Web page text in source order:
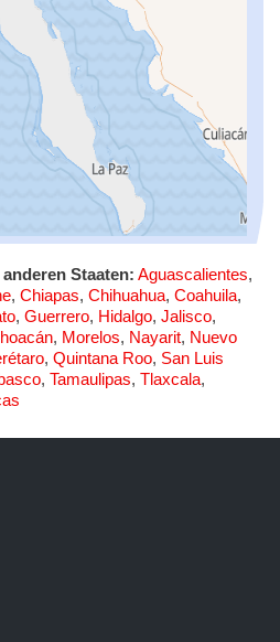
Staaten: Aguascalientes,
, Chiapas, Chihuahua, Coahuila,
, Guerrero, Hidalgo, Jalisco,
, Morelos, Nayarit, Nuevo
, Quintana Roo, San Luis
, Tamaulipas, Tlaxcala,